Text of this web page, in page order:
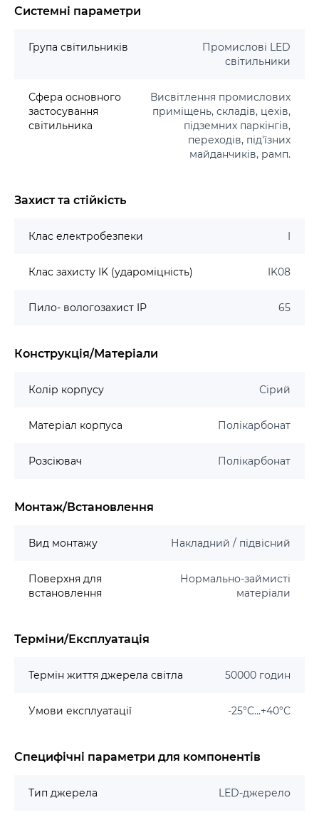
Системні параметри
Група світильників
Промислові LED
світильники
Сфера основного
застосування
світильника
Висвітлення промислових
приміщень, складів, цехів,
підземних паркінгів,
переходів, під'їзних
майданчиків, рамп.
Захист та стійкість
Клас електробезпеки I
Клас захисту IK (удароміцність) IK08
Пило- вологозахист IP 65
Конструкція/Матеріали
Колір корпусу Сірий
Матеріал корпуса Полікарбонат
Розсіювач Полікарбонат
Монтаж/Встановлення
Вид монтажу Накладний / підвісний
Поверхня для
встановлення
Нормально-займисті
матеріали
Терміни/Експлуатація
Термін життя джерела світла 50000 годин
Умови експлуатації -25°C...+40°C
Специфічні параметри для компонентів
Тип джерела LED-джерело